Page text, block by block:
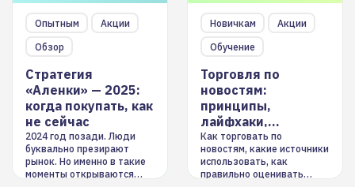
Опытным
Акции
Обзор
Стратегия
«Аленки» — 2025:
когда покупать, как
не сейчас
2024 год позади. Люди
буквально презирают
рынок. Но именно в такие
моменты открываются
Новичкам
Акции
Обучение
Торговля по
новостям:
принципы,
лайфхаки,
инструменты
Как торговать по
новостям, какие источники
использовать, как
правильно оценивать